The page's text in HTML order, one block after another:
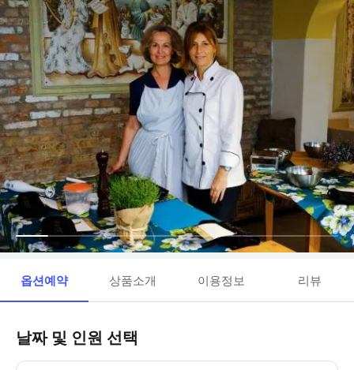
옵션예약 상품소개 이용정보 리뷰
날짜 및 인원 선택